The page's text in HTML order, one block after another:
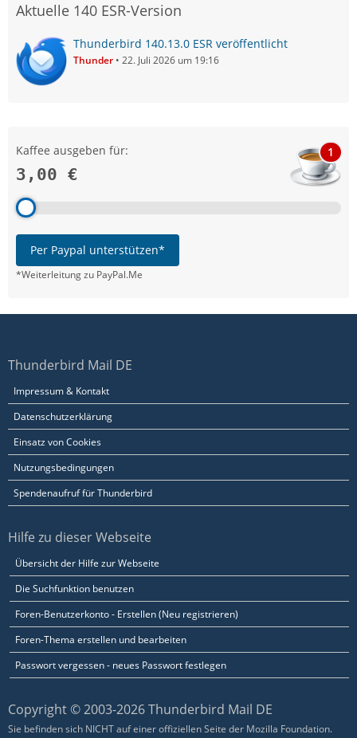
Aktuelle 140 ESR-Version
Thunderbird 140.13.0 ESR veröffentlicht
Thunder 22. Juli 2026 um 19:16
Kaffee ausgeben für:
3,00 €
1
Per Paypal unterstützen*
*Weiterleitung zu PayPal.Me
Thunderbird Mail DE
Impressum & Kontakt
Datenschutzerklärung
Einsatz von Cookies
Nutzungsbedingungen
Spendenaufruf für Thunderbird
Hilfe zu dieser Webseite
Übersicht der Hilfe zur Webseite
Die Suchfunktion benutzen
Foren-Benutzerkonto - Erstellen (Neu registrieren)
Foren-Thema erstellen und bearbeiten
Passwort vergessen - neues Passwort festlegen
Copyright © 2003-2026 Thunderbird Mail DE
Sie befinden sich NICHT auf einer offiziellen Seite der Mozilla Foundation.